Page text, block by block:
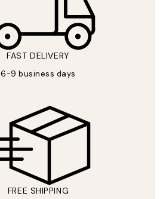
FAST DELIVERY
6-9 business days
FREE SHIPPING